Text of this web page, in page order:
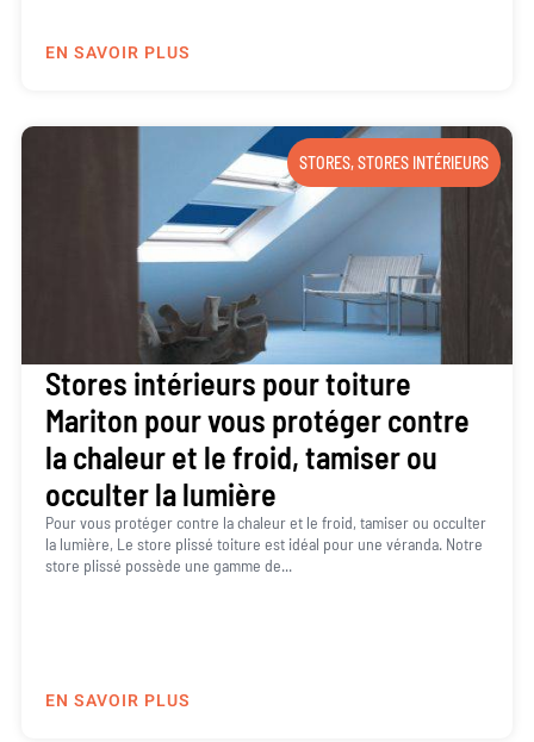
EN SAVOIR PLUS
STORES,STORES INTÉRIEURS
Stores intérieurs pour toiture
Mariton pour vous protéger contre
la chaleur et le froid, tamiser ou
occulter la lumière
Pour vous protéger contre la chaleur et le froid, tamiser ou occulter
la lumière, Le store plissé toiture est idéal pour une véranda. Notre
store plissé possède une gamme de...
EN SAVOIR PLUS